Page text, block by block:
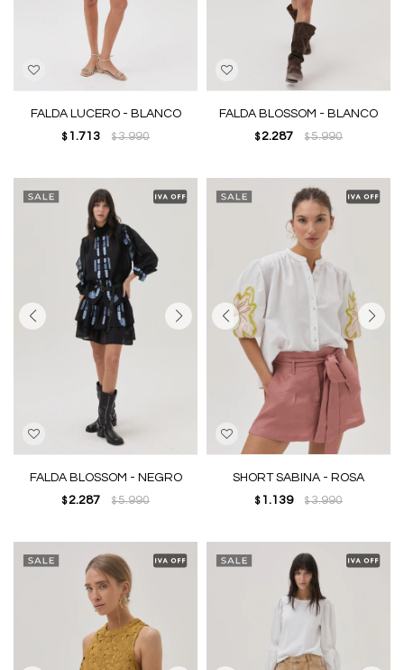
FALDA LUCERO - BLANCO
$ 1.713 $3.990
FALDA BLOSSOM - BLANCO
$ 2.287 $5.990
FALDA BLOSSOM - NEGRO
$ 2.287 $5.990
SHORT SABINA - ROSA
$ 1.139 $3.990